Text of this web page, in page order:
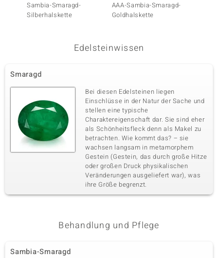
Sambia-Smaragd-
Silberhalskette
AAA-Sambia-Smaragd-
Goldhalskette
Edelsteinwissen
Smaragd
Bei diesen Edelsteinen liegen
Einschlüsse in der Natur der Sache und
stellen eine typische
Charaktereigenschaft dar. Sie sind eher
als Schönheitsfleck denn als Makel zu
betrachten. Wie kommt das? – sie
wachsen langsam in metamorphem
Gestein (Gestein, das durch große Hitze
oder großen Druck physikalischen
Veränderungen ausgeliefert war), was
ihre Größe begrenzt.
Behandlung und Pflege
Sambia-Smaragd